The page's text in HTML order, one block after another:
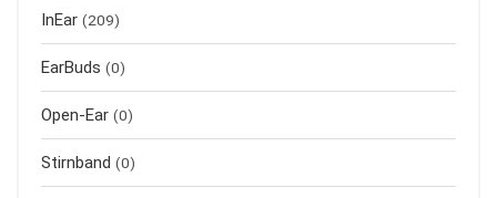
InEar (209)
EarBuds (0)
Open-Ear (0)
Stirnband (0)